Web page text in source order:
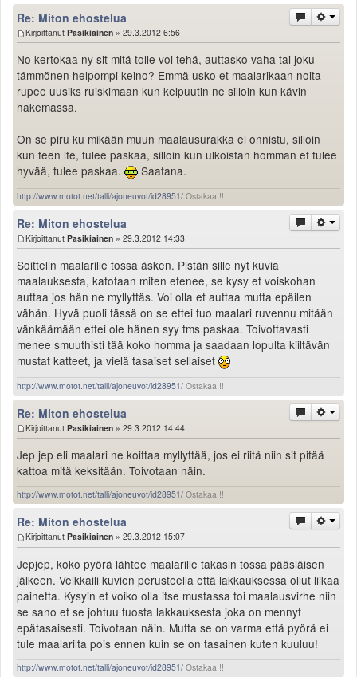
Re: Miton ehostelua
Kirjoittanut Pasikiainen » 29.3.2012 6:56
No kertokaa ny sit mitä tolle voi tehä, auttasko vaha tai joku
tämmönen helpompi keino? Emmä usko et maalarikaan noita
rupee uusiks ruiskimaan kun kelpuutin ne silloin kun kävin
hakemassa.
On se piru ku mikään muun maalausurakka ei onnistu, silloin
kun teen ite, tulee paskaa, silloin kun ulkoistan homman et tulee
hyvää, tulee paskaa.
Saatana.
http://www.motot.net/talli/ajoneuvot/id28951/ Ostakaa!!!
Re: Miton ehostelua
Kirjoittanut Pasikiainen » 29.3.2012 14:33
Soittelin maalarille tossa äsken. Pistän sille nyt kuvia
maalauksesta, katotaan miten etenee, se kysy et voiskohan
auttaa jos hän ne myllyttäs. Voi olla et auttaa mutta epäilen
vähän. Hyvä puoli tässä on se ettei tuo maalari ruvennu mitään
vänkäämään ettei ole hänen syy tms paskaa. Toivottavasti
menee smuuthisti tää koko homma ja saadaan lopulta kiiltävän
mustat katteet, ja vielä tasaiset sellaiset
http://www.motot.net/talli/ajoneuvot/id28951/ Ostakaa!!!
Re: Miton ehostelua
Kirjoittanut Pasikiainen » 29.3.2012 14:44
Jep jep eli maalari ne koittaa myllyttää, jos ei riitä niin sit pitää
kattoa mitä keksitään. Toivotaan näin.
http://www.motot.net/talli/ajoneuvot/id28951/ Ostakaa!!!
Re: Miton ehostelua
Kirjoittanut Pasikiainen » 29.3.2012 15:07
Jepjep, koko pyörä lähtee maalarille takasin tossa pääsiäisen
jälkeen. Veikkaili kuvien perusteella että lakkauksessa ollut liikaa
painetta. Kysyin et voiko olla itse mustassa toi maalausvirhe niin
se sano et se johtuu tuosta lakkauksesta joka on mennyt
epätasaisesti. Toivotaan näin. Mutta se on varma että pyörä ei
tule maalarilta pois ennen kuin se on tasainen kuten kuuluu!
http://www.motot.net/talli/ajoneuvot/id28951/ Ostakaa!!!